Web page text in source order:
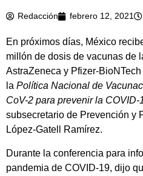
Redacción febrero 12, 2021
En próximos días, México
millón de dosis de vacunas de
AstraZeneca y Pfizer-
la Política Nacional de
CoV-2 para prevenir la COVID-
subsecretario de Prevención y
López-Gatell Ramírez.
Durante la conferencia para
pandemia de COVID-19, dijo